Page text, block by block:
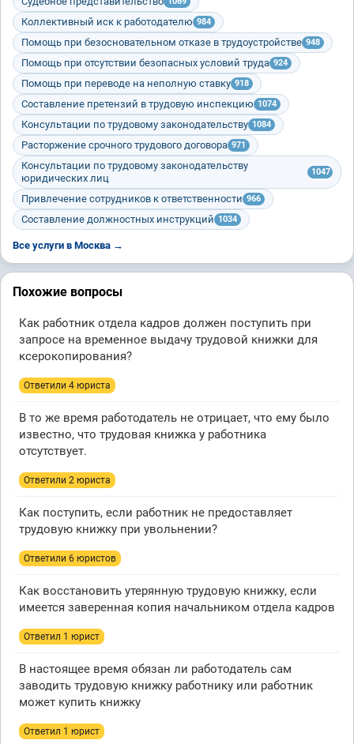
Коллективный иск к работодателю 984
Помощь при безосновательном отказе в трудоустройстве 948
Помощь при отсутствии безопасных условий труда 924
Помощь при переводе на неполную ставку 918
Составление претензий в трудовую инспекцию 1074
Консультации по трудовому законодательству 1084
Расторжение срочного трудового договора 971
Консультации по трудовому законодательству
юридических лиц
1047
Привлечение сотрудников к ответственности 966
Составление должностных инструкций 1034
Все услуги в Москва →
Похожие вопросы
Как работник отдела кадров должен поступить при
запросе на временное выдачу трудовой книжки для
ксерокопирования?
Ответили 4 юристa
В то же время работодатель не отрицает, что ему было
известно, что трудовая книжка у работника
отсутствует.
Ответили 2 юристa
Как поступить, если работник не предоставляет
трудовую книжку при увольнении?
Ответили 6 юристов
Как восстановить утерянную трудовую книжку, если
имеется заверенная копия начальником отдела кадров
Ответил 1 юрист
В настоящее время обязан ли работодатель сам
заводить трудовую книжку работнику или работник
может купить книжку
Ответил 1 юрист